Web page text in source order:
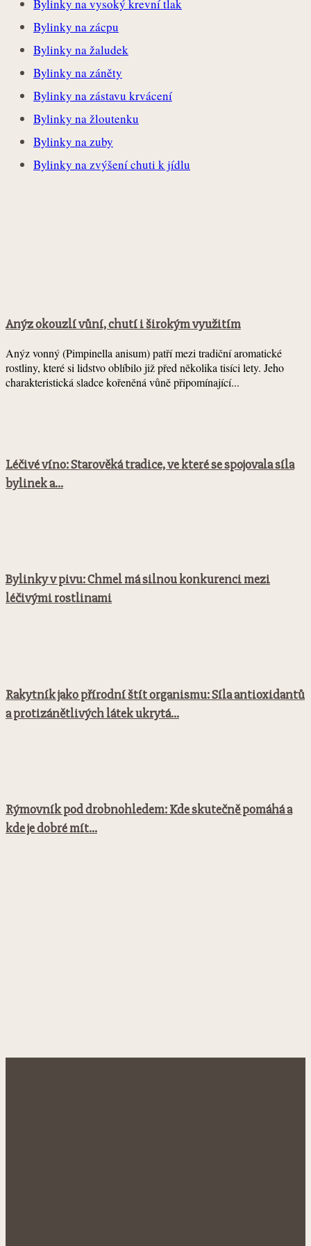
Bylinky na vysoký krevní tlak
Bylinky na zácpu
Bylinky na žaludek
Bylinky na záněty
Bylinky na zástavu krvácení
Bylinky na žloutenku
Bylinky na zuby
Bylinky na zvýšení chuti k jídlu
Anýz okouzlí vůní, chutí i širokým využitím
Anýz vonný (Pimpinella anisum) patří mezi tradiční aromatické
rostliny, které si lidstvo oblíbilo již před několika tisíci lety. Jeho
charakteristická sladce kořeněná vůně připomínající...
Léčivé víno: Starověká tradice, ve které se spojovala síla
bylinek a...
Bylinky v pivu: Chmel má silnou konkurenci mezi
léčivými rostlinami
Rakytník jako přírodní štít organismu: Síla antioxidantů
a protizánětlivých látek ukrytá...
Rýmovník pod drobnohledem: Kde skutečně pomáhá a
kde je dobré mít...